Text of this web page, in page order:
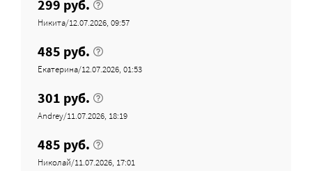
299 руб.
Никита/12.07.2026, 09:57
485 руб.
Екатерина/12.07.2026, 01:53
301 руб.
Andrey/11.07.2026, 18:19
485 руб.
Николай/11.07.2026, 17:01